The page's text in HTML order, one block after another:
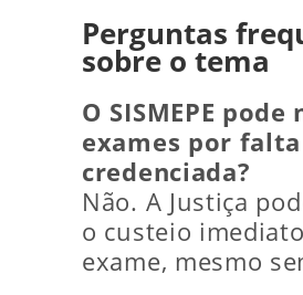
Perguntas
sobre o tema
O SISMEPE pode
exames por
credenciada?
Não. A Justiça
o custeio
exame, mesmo